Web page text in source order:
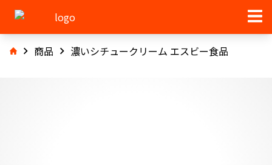
商品 濃いシチュークリーム エスビー食品